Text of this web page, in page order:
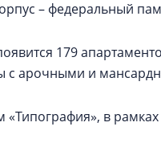
– федеральный
179
с арочными и
«Типография», в